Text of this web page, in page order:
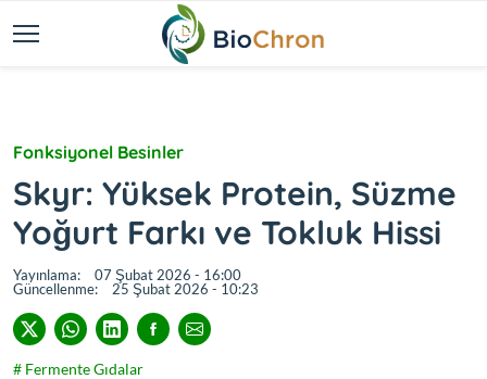
Fonksiyonel Besinler
Skyr: Yüksek Protein, Süzme
Yoğurt Farkı ve Tokluk Hissi
Yayınlama:
07 Şubat 2026 - 16:00
Güncellenme:
25 Şubat 2026 - 10:23
# Fermente Gıdalar